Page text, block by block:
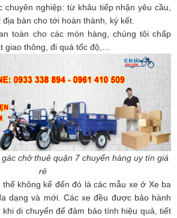
chuyên nghiệp: từ khâu tiếp nhận yêu cầu,
bàn cho tới hoàn thành, ký kết.
toàn cho các món hàng, chúng tôi chấp
giao thông, đi quá tốc độ,…
chở thuê quận 7 chuyển hàng uy tín giá
rẻ
không kể đến đó là các mẫu xe ở Xe ba
dạng và mới. Các xe đều được bảo hành
di chuyển để đảm bảo tính hiệu quả, tiết